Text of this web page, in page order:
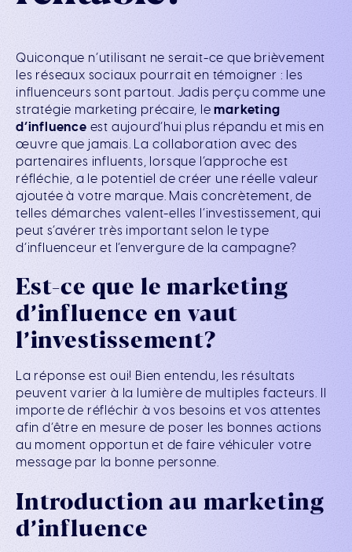
Quiconque n’utilisant ne serait-ce que brièvement
les réseaux sociaux pourrait en témoigner : les
influenceurs sont partout. Jadis perçu comme une
stratégie marketing précaire, lemarketing
d’influence est aujourd’hui plus répandu et mis en
œuvre que jamais. La collaboration avec des
partenaires influents, lorsque l’approche est
réfléchie, a le potentiel de créer une réelle valeur
ajoutée à votre marque. Mais concrètement, de
telles démarches valent-elles l’investissement, qui
peut s’avérer très important selon le type
d’influenceur et l’envergure de la campagne?
Est-ce que le marketing
d’influence en vaut
l’investissement?
La réponse est oui! Bien entendu, les résultats
peuvent varier à la lumière de multiples facteurs. Il
importe de réfléchir à vos besoins et vos attentes
afin d’être en mesure de poser les bonnes actions
au moment opportun et de faire véhiculer votre
message par la bonne personne.
Introduction au marketing
d’influence